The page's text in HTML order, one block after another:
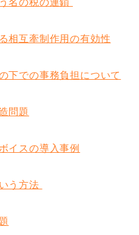
相互牽制作用の有効性
下での事務負担について
問題
イスの導入事例
う方法